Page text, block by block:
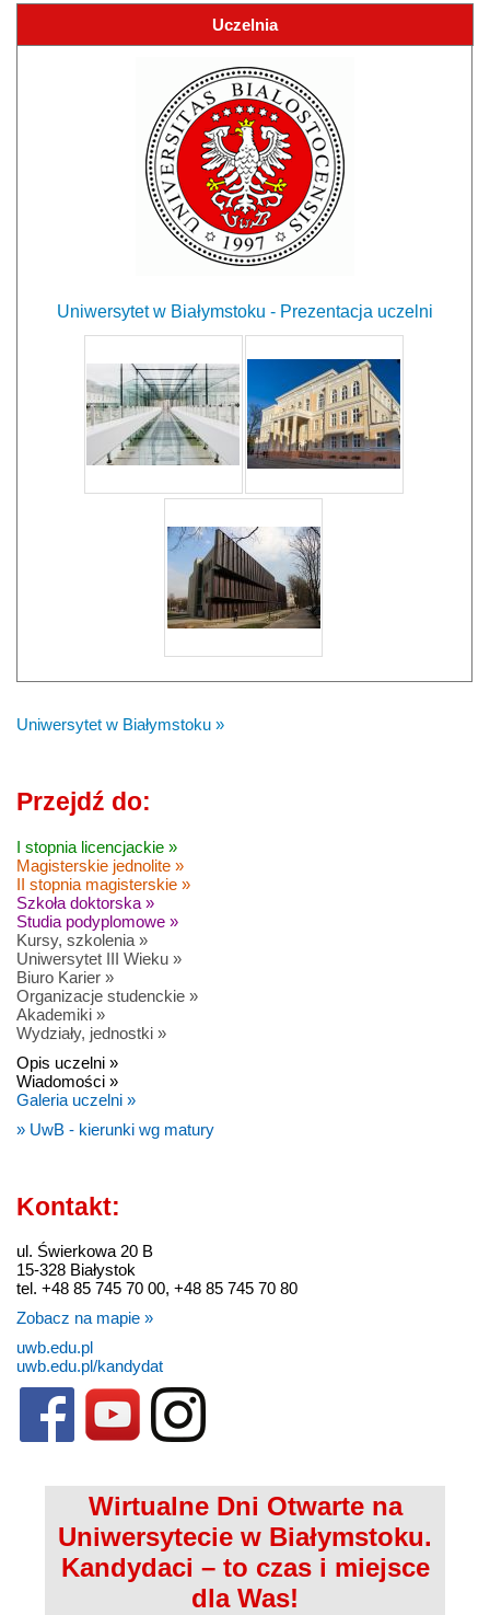
Uczelnia
Uniwersytet w Białymstoku - Prezentacja uczelni
Uniwersytet w Białymstoku »
Przejdź do:
I stopnia licencjackie »
Magisterskie jednolite »
II stopnia magisterskie »
Szkoła doktorska »
Studia podyplomowe »
Kursy, szkolenia »
Uniwersytet III Wieku »
Biuro Karier »
Organizacje studenckie »
Akademiki »
Wydziały, jednostki »
Opis uczelni »
Wiadomości »
Galeria uczelni »
» UwB - kierunki wg matury
Kontakt:
ul. Świerkowa 20 B
15-328 Białystok
tel. +48 85 745 70 00, +48 85 745 70 80
Zobacz na mapie »
uwb.edu.pl
uwb.edu.pl/kandydat
Wirtualne Dni Otwarte na
Uniwersytecie w Białymstoku.
Kandydaci – to czas i miejsce
dla Was!